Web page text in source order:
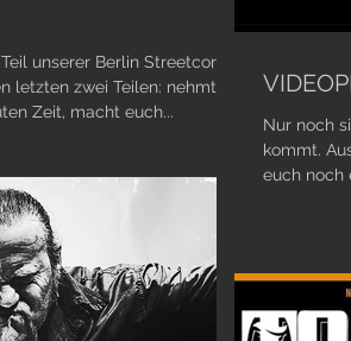
unserer Berlin Streetcore
letzten zwei Teilen: nehmt
Zeit, macht euch...
Nur noch
kommt.
euch noch